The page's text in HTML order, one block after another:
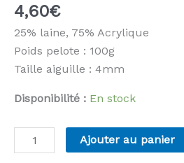
4,60€
25% laine, 75% Acrylique
Poids pelote : 100g
Taille aiguille : 4mm
Disponibilité : En stock
quantité
de
Ajouter au panier